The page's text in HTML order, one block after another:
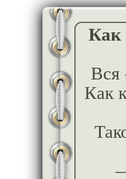
Как
Вся
Как